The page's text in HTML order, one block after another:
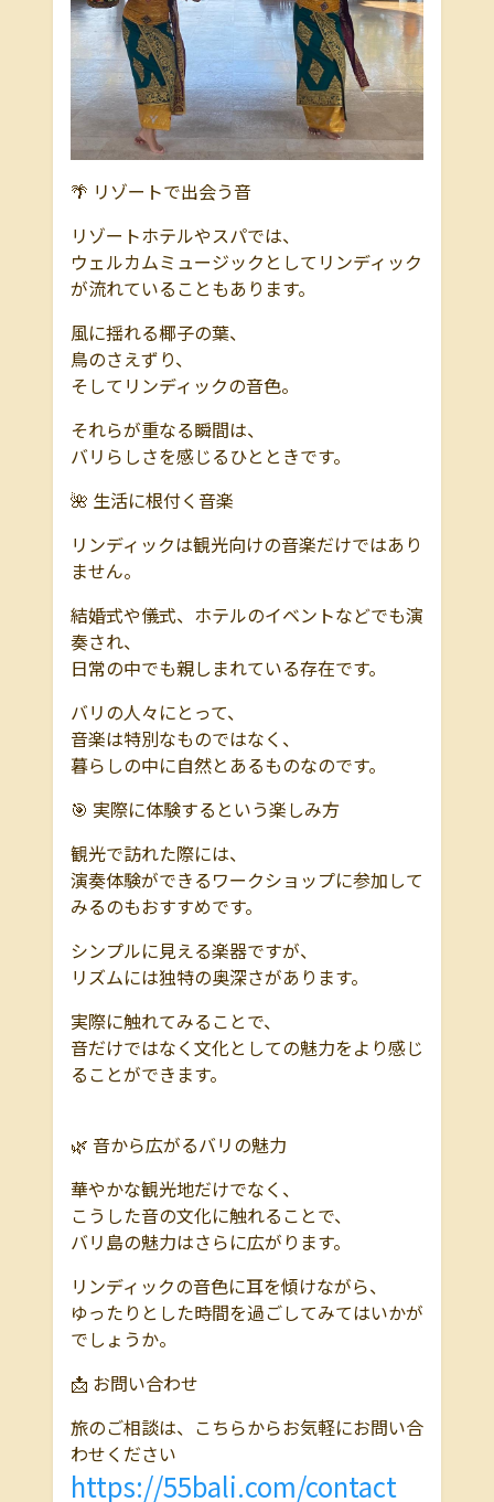
🌴 リゾートで出会う音
リゾートホテルやスパでは、
ウェルカムミュージックとしてリンディック
が流れていることもあります。
風に揺れる椰子の葉、
鳥のさえずり、
そしてリンディックの音色。
それらが重なる瞬間は、
バリらしさを感じるひとときです。
🌺 生活に根付く音楽
リンディックは観光向けの音楽だけではあり
ません。
結婚式や儀式、ホテルのイベントなどでも演
奏され、
日常の中でも親しまれている存在です。
バリの人々にとって、
音楽は特別なものではなく、
暮らしの中に自然とあるものなのです。
🎯 実際に体験するという楽しみ方
観光で訪れた際には、
演奏体験ができるワークショップに参加して
みるのもおすすめです。
シンプルに見える楽器ですが、
リズムには独特の奥深さがあります。
実際に触れてみることで、
音だけではなく文化としての魅力をより感じ
ることができます。
🌿 音から広がるバリの魅力
華やかな観光地だけでなく、
こうした音の文化に触れることで、
バリ島の魅力はさらに広がります。
リンディックの音色に耳を傾けながら、
ゆったりとした時間を過ごしてみてはいかが
でしょうか。
📩 お問い合わせ
旅のご相談は、こちらからお気軽にお問い合
わせください
https://55bali.com/contact